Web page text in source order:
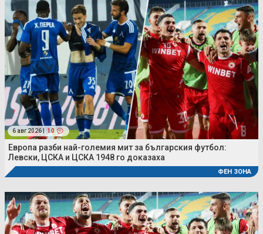
6 авг 2026 | 10
Европа разби най-големия мит за българския футбол:
Левски, ЦСКА и ЦСКА 1948 го доказаха
ФЕН ЗОНА